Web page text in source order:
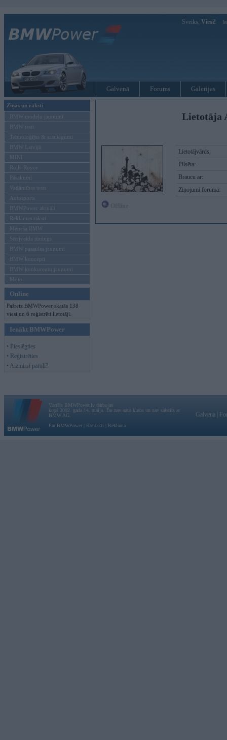
Sveiks, Viesi!
Galvenā Forums Galerijas
Ziņas un raksti
BMW modeļu jaunumi
BMW testi
Tehnoloģijas & sasniegumi
BMW Latvijā
MINI
Rolls-Royce
Pasākumi
Vadāmības tests
Autosports
BMWPower aktuāli
Reklāmas raksti
Mēneša BMW
Sērijveida tūnings
BMW pasaules jaunumi
BMW koncepti
BMW konkurentu jaunumi
Moto
Online
Pašreiz BMWPower skatās 138
viesi un 6 reģistrēti lietotāji.
Ienākt BMWPower
• Pieslēgties
• Reģistrēties
• Aizmirsi paroli?
Lietotāja
Lietotājvārds:
Pilsēta:
Braucu ar:
Ziņojumi forumā:
Vortāls BMWPower.lv darbojas
kopš 2002. gada 14. maija. Tas nav auto klubs un nav saistīts ar
BMW AG.
Par BMWPower
Kontakti Reklāma
Galvena